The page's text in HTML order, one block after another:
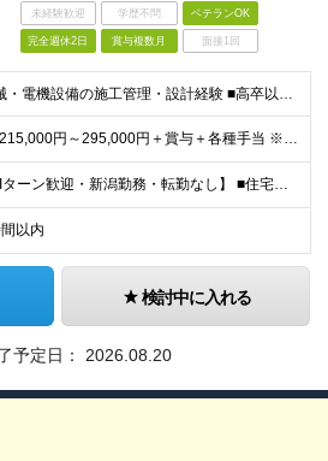
未経験歓迎 学歴不問 ベテランOK
完全週休2日 賞与複数月 面接1回
■機械・電機設備の施工管理・設計経験 ■高卒以上 ≪このような方はぜひご応募ください≫ ◎安定企業に腰を据えて長く働きたい方 ◎新潟エリアで家庭と両立しながら働きたい方 ◎幅広い分野の設計に携わり、
月給215,000円～295,000円＋賞与＋各種手当 ※前職のご経験やスキルを考慮して決定いたします ※残業代は全額支給いたします ※試用期間3ヶ月（期間中は有給休暇の取得のみ対象外となります）
【U/Iターン歓迎・新潟勤務・転勤なし】 ■住宅手当支給や社宅制度あり ■車通勤OK 本社：新潟県新潟市東区竹尾卸新町752番地10 (変更の範囲)上記を除く当社関連勤務地
以内
検討中に入れる
予定日： 2026.08.20